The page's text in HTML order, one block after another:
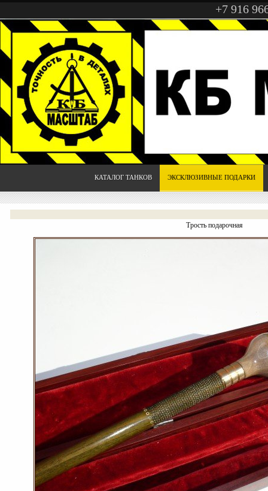
+7 916
КАТАЛОГ ТАНКОВ ЭКСКЛЮЗИВНЫЕ ПОДАРКИ
Трость подарочная